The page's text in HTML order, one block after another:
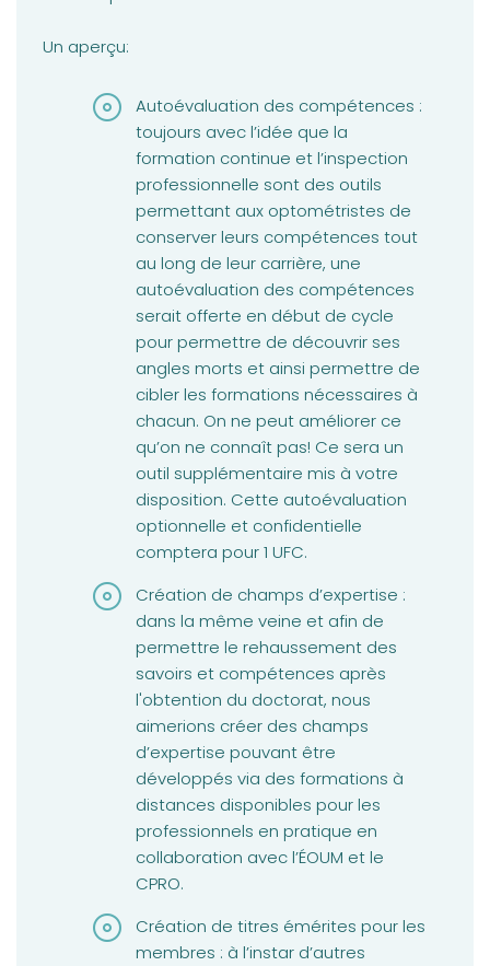
Un aperçu:
Autoévaluation des compétences :
toujours avec l’idée que la
formation continue et l’inspection
professionnelle sont des outils
permettant aux optométristes de
conserver leurs compétences tout
au long de leur carrière, une
autoévaluation des compétences
serait offerte en début de cycle
pour permettre de découvrir ses
angles morts et ainsi permettre de
cibler les formations nécessaires à
chacun. On ne peut améliorer ce
qu’on ne connaît pas! Ce sera un
outil supplémentaire mis à votre
disposition. Cette autoévaluation
optionnelle et confidentielle
comptera pour 1 UFC.
Création de champs d’expertise :
dans la même veine et afin de
permettre le rehaussement des
savoirs et compétences après
l'obtention du doctorat, nous
aimerions créer des champs
d’expertise pouvant être
développés via des formations à
distances disponibles pour les
professionnels en pratique en
collaboration avec l’ÉOUM et le
CPRO.
Création de titres émérites pour les
membres : à l’instar d’autres